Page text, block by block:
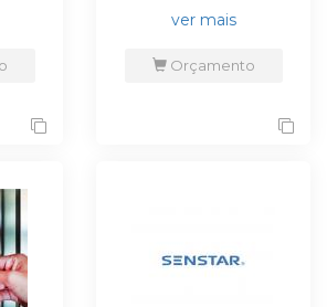
-
-
CARE DE TRÊS ANOS. -
AIM-SYM7-AC-MS-3Y -
ver mais
Orçamento